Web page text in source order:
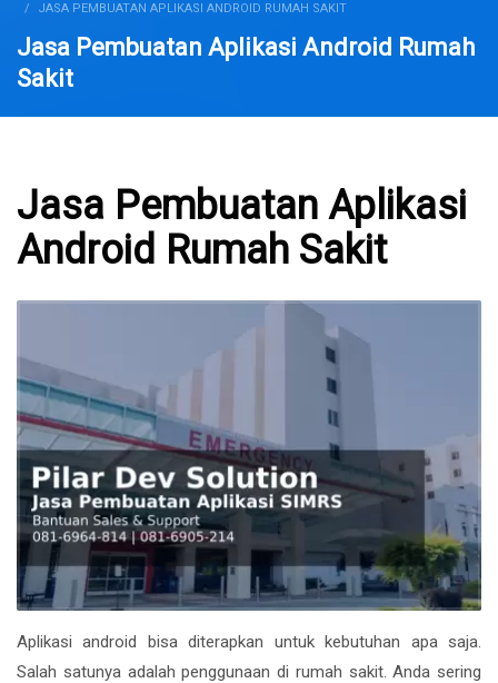
JASA PEMBUATAN APLIKASI ANDROID RUMAH SAKIT
Jasa Pembuatan Aplikasi Android Rumah
Sakit
Jasa Pembuatan Aplikasi
Android Rumah Sakit
Aplikasi android bisa diterapkan untuk kebutuhan apa saja.
Salah satunya adalah penggunaan di rumah sakit. Anda sering